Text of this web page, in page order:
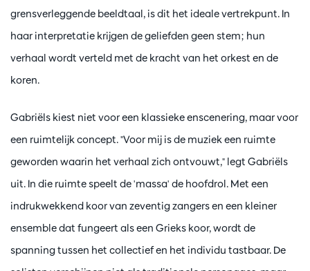
grensverleggende beeldtaal, is dit het ideale vertrekpunt. In
haar interpretatie krijgen de geliefden geen stem; hun
verhaal wordt verteld met de kracht van het orkest en de
koren.
Gabriëls kiest niet voor een klassieke enscenering, maar voor
een ruimtelijk concept. "Voor mij is de muziek een ruimte
geworden waarin het verhaal zich ontvouwt," legt Gabriëls
uit. In die ruimte speelt de 'massa' de hoofdrol. Met een
indrukwekkend koor van zeventig zangers en een kleiner
ensemble dat fungeert als een Grieks koor, wordt de
spanning tussen het collectief en het individu tastbaar. De